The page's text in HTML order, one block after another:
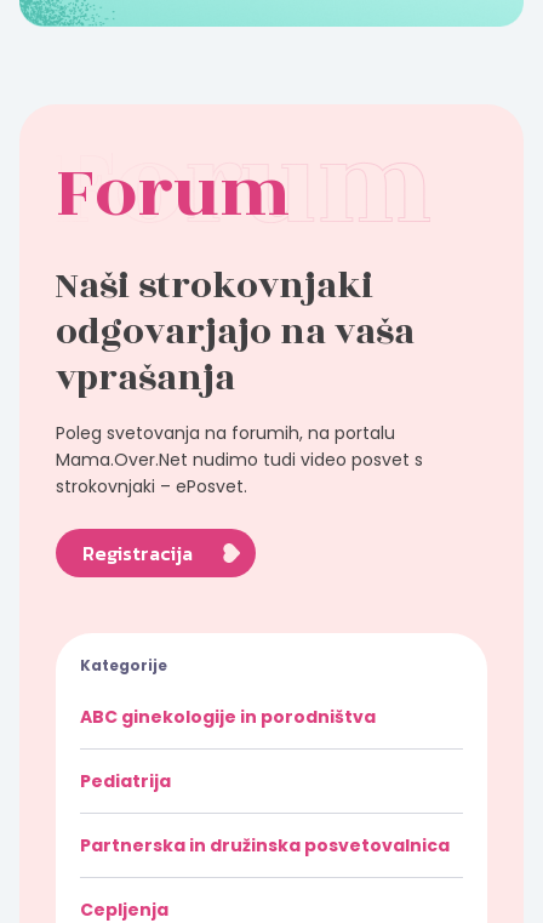
Forum
Naši strokovnjaki
odgovarjajo na vaša
vprašanja
Poleg svetovanja na forumih, na portalu
Mama.Over.Net nudimo tudi video posvet s
strokovnjaki – ePosvet.
Registracija
Kategorije
ABC ginekologije in porodništva
Pediatrija
Partnerska in družinska posvetovalnica
Cepljenja